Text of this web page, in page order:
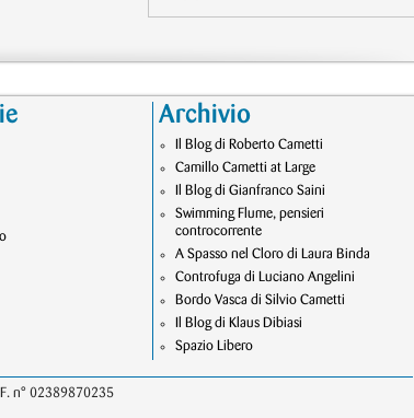
Archivio
Il Blog di Roberto Cametti
Camillo Cametti at Large
Il Blog di Gianfranco Saini
Swimming Flume, pensieri
controcorrente
A Spasso nel Cloro di Laura Binda
Controfuga di Luciano Angelini
Bordo Vasca di Silvio Cametti
Il Blog di Klaus Dibiasi
Spazio Libero
n° 02389870235